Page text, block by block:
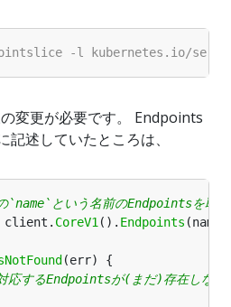
変更が必要です。 Endpoints
記述していたところは、
client. CoreV1(). Endpoints